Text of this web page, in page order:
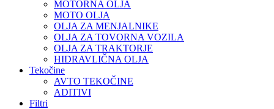
MOTORNA OLJA
MOTO OLJA
OLJA ZA MENJALNIKE
OLJA ZA TOVORNA VOZILA
OLJA ZA TRAKTORJE
HIDRAVLIČNA OLJA
Tekočine
AVTO TEKOČINE
ADITIVI
Filtri